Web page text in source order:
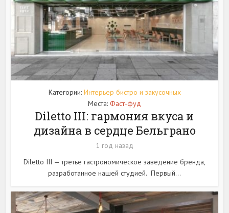
Категории: Интерьер бистро и закусочных
Места: Фаст-фуд
Diletto III: гармония вкуса и
дизайна в сердце Бельграно
1 год назад
Diletto III — третье гастрономическое заведение бренда,
разработанное нашей студией. Первый...